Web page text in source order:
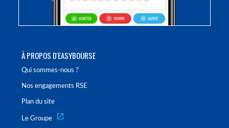
À PROPOS D'EASYBOURSE
Qui sommes-nous ?
Nos engagements RSE
Plan du site
Le Groupe